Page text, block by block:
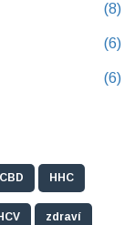
(8)
(6)
(6)
HHC
zdraví